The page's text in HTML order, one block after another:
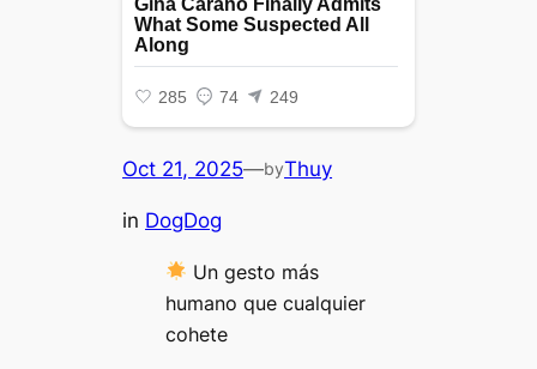
Oct 21, 2025—byThuy
in DogDog
Un gesto más
humano que cualquier
cohete